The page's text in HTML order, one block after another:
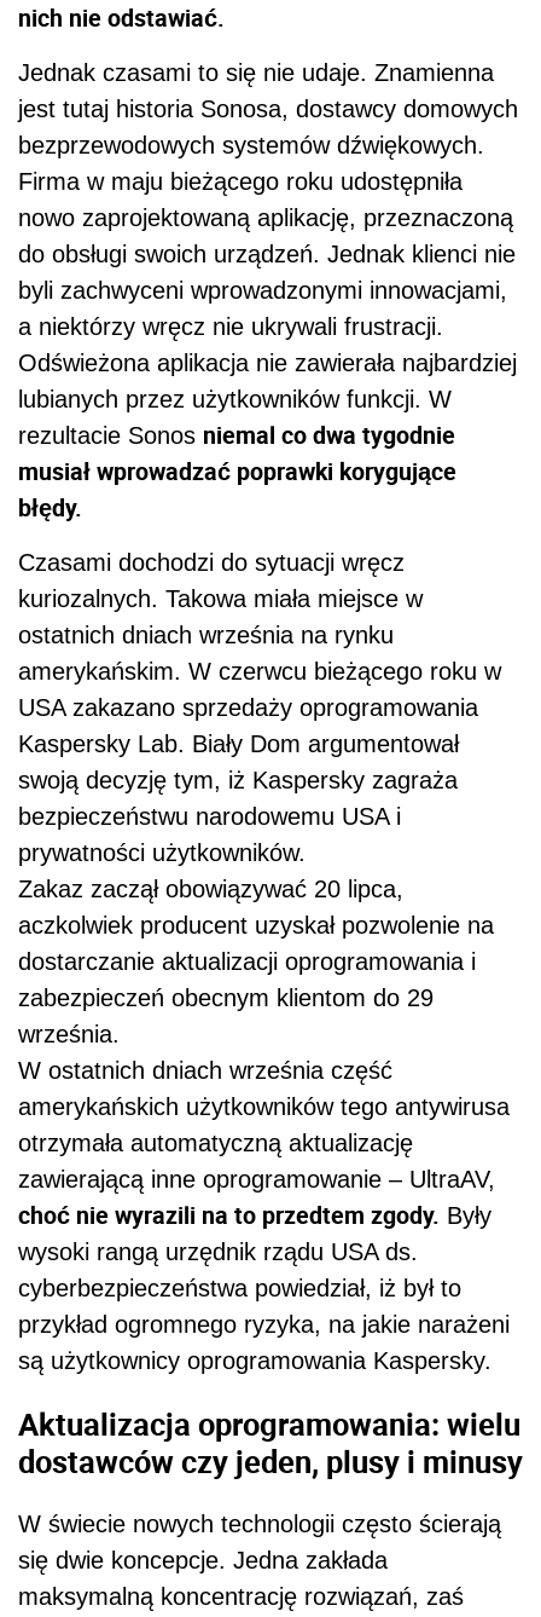
nich nie odstawiać.
Jednak czasami to się nie udaje. Znamienna
jest tutaj historia Sonosa, dostawcy domowych
bezprzewodowych systemów dźwiękowych.
Firma w maju bieżącego roku udostępniła
nowo zaprojektowaną aplikację, przeznaczoną
do obsługi swoich urządzeń. Jednak klienci nie
byli zachwyceni wprowadzonymi innowacjami,
a niektórzy wręcz nie ukrywali frustracji.
Odświeżona aplikacja nie zawierała najbardziej
lubianych przez użytkowników funkcji. W
rezultacie Sonos niemal co dwa tygodnie
musiał wprowadzać poprawki korygujące
błędy.
Czasami dochodzi do sytuacji wręcz
kuriozalnych. Takowa miała miejsce w
ostatnich dniach września na rynku
amerykańskim. W czerwcu bieżącego roku w
USA zakazano sprzedaży oprogramowania
Kaspersky Lab. Biały Dom argumentował
swoją decyzję tym, iż Kaspersky zagraża
bezpieczeństwu narodowemu USA i
prywatności użytkowników.
Zakaz zaczął obowiązywać 20 lipca,
aczkolwiek producent uzyskał pozwolenie na
dostarczanie aktualizacji oprogramowania i
zabezpieczeń obecnym klientom do 29
września.
W ostatnich dniach września część
amerykańskich użytkowników tego antywirusa
otrzymała automatyczną aktualizację
zawierającą inne oprogramowanie – UltraAV,
choć nie wyrazili na to przedtem zgody. Były
wysoki rangą urzędnik rządu USA ds.
cyberbezpieczeństwa powiedział, iż był to
przykład ogromnego ryzyka, na jakie narażeni
są użytkownicy oprogramowania Kaspersky.
Aktualizacja oprogramowania: wielu
dostawców czy jeden, plusy i minusy
W świecie nowych technologii często ścierają
się dwie koncepcje. Jedna zakłada
maksymalną koncentrację rozwiązań, zaś